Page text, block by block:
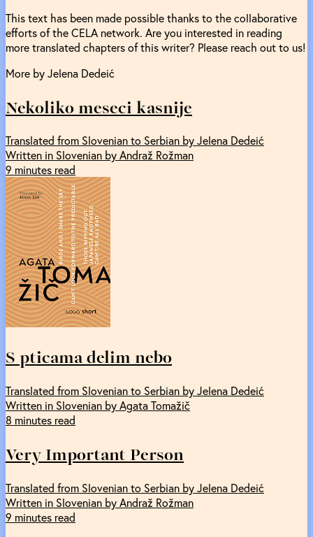
This text has been made possible thanks to the collaborative
efforts of the CELA network. Are you interested in reading
more translated chapters of this writer? Please reach out to us!
More by Jelena Dedeić
Nekoliko meseci kasnije
Translated from Slovenian to Serbian by Jelena Dedeić
Written in Slovenian by Andraž Rožman
9 minutes read
S pticama delim nebo
Translated from Slovenian to Serbian by Jelena Dedeić
Written in Slovenian by Agata Tomažič
8 minutes read
Very Important Person
Translated from Slovenian to Serbian by Jelena Dedeić
Written in Slovenian by Andraž Rožman
9 minutes read